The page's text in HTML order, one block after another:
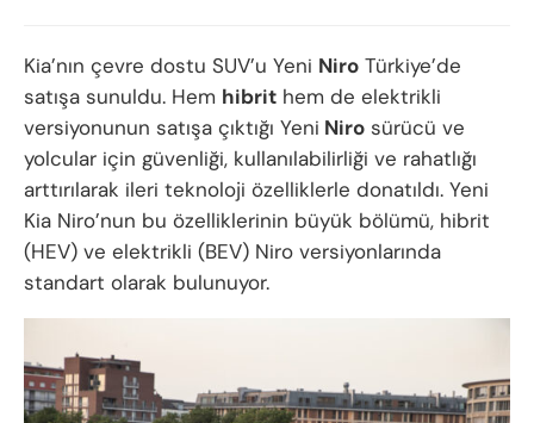
Kia’nın çevre dostu SUV’u Yeni Niro Türkiye’de
satışa sunuldu. Hem hibrit hem de elektrikli
versiyonunun satışa çıktığı Yeni Niro sürücü ve
yolcular için güvenliği, kullanılabilirliği ve rahatlığı
arttırılarak ileri teknoloji özelliklerle donatıldı. Yeni
Kia Niro’nun bu özelliklerinin büyük bölümü, hibrit
(HEV) ve elektrikli (BEV) Niro versiyonlarında
standart olarak bulunuyor.